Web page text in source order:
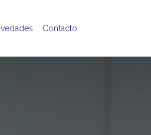
Contacto